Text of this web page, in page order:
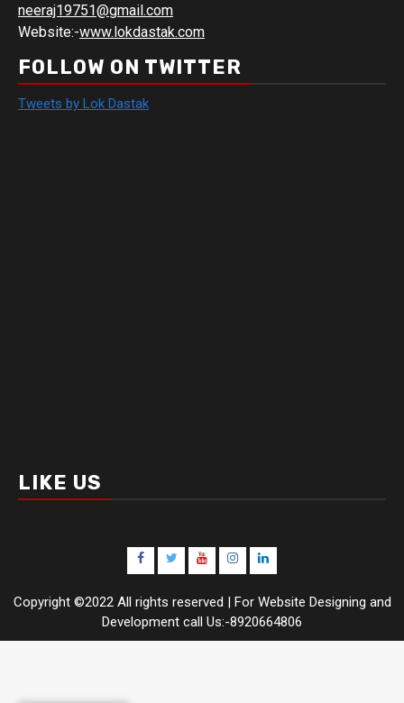
neeraj19751@gmail.com
Website:-www.lokdastak.com
FOLLOW ON TWITTER
Tweets by Lok Dastak
LIKE US
Facebook
TwitterYoutubeInstagramLinkedIn
Copyright ©2022 All rights reserved | For Website Designing and
Development call Us:-8920664806